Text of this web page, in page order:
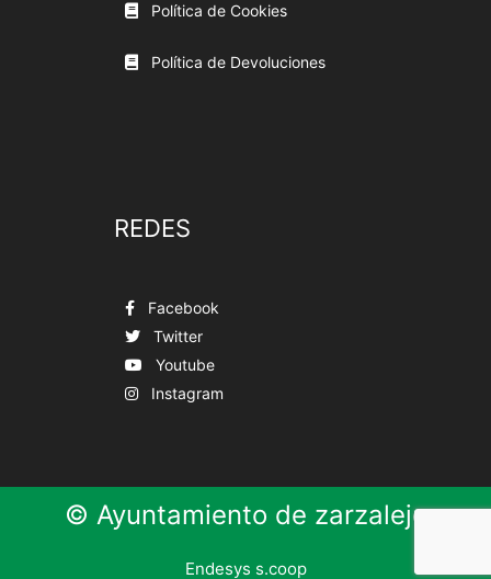
Política de Cookies
Política de Devoluciones
REDES
Facebook
Twitter
Youtube
Instagram
© Ayuntamiento de zarzalejo
Endesys s.coop